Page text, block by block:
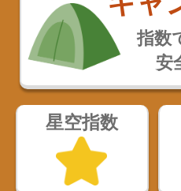
指数
安
星空指数